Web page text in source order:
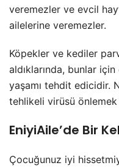
veremezler ve evcil
ailelerine veremezler.
Köpekler ve kediler
aldıklarında, bunlar
yaşamı tehdit edicidir.
tehlikeli virüsü önlemek
EniyiAile’de Bir
Çocuğunuz iyi